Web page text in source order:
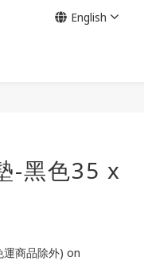
English
-黑色35 x
運商品除外) on